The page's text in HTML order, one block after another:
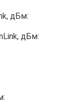
дБм:
дБм: